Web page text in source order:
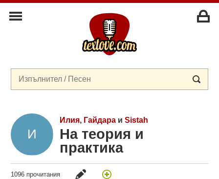
Илия, Гайдараи Sistah
На теория и
практика
1096 прочитания